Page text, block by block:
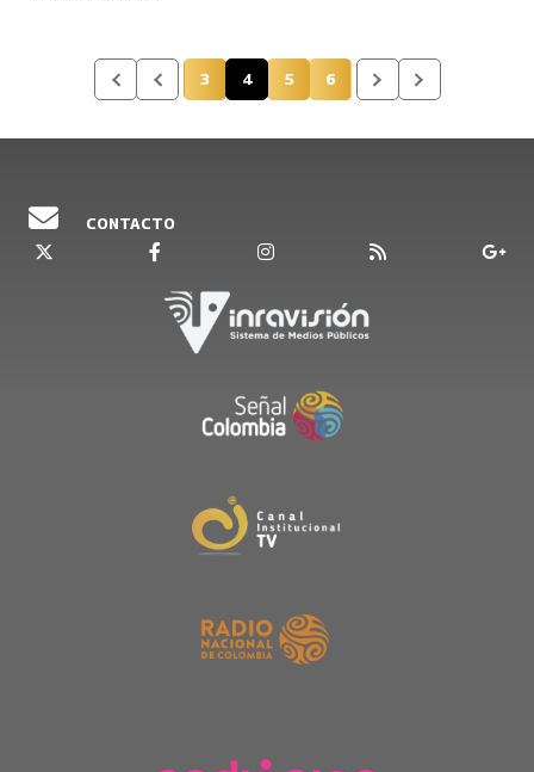
Página
3 Página actual
4 Página
5 Página
6
CONTACTO